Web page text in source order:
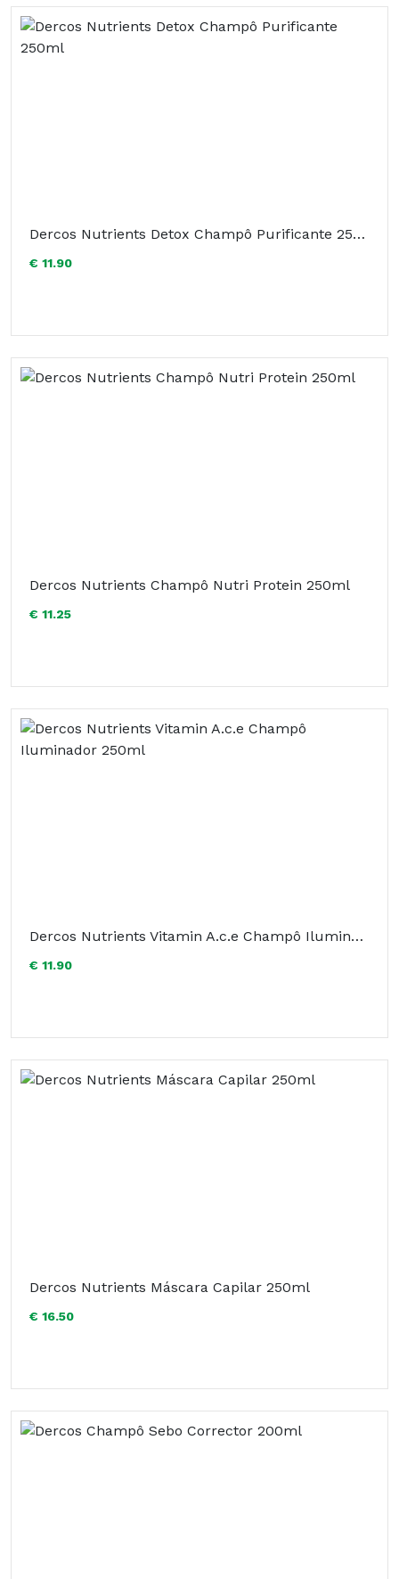
Dercos Nutrients Detox Champô Purificante 250ml
€ 11.90
Dercos Nutrients Champô Nutri Protein 250ml
€ 11.25
Dercos Nutrients Vitamin A.c.e Champô Iluminador 250ml
€ 11.90
Dercos Nutrients Máscara Capilar 250ml
€ 16.50